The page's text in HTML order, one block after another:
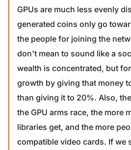
GPUs are much less evenly
generated coins only go
the people for joining the
don't mean to sound like a
wealth is concentrated, but
growth by giving that money
than giving it to 20%. Also,
the GPU arms race, the more
libraries get, and the more
compatible video cards. If we